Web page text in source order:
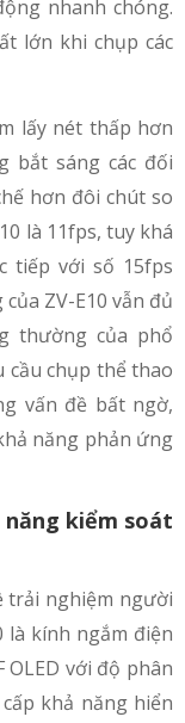
nhanh chóng.
lớn khi chụp các
lấy nét thấp hơn
bắt sáng các đối
hơn đôi chút so
là 11fps, tuy khá
tiếp với số 15fps
ZV-E10 vẫn đủ
thường của phổ
cầu chụp thể thao
vấn đề bất ngờ,
năng phản ứng
năng kiểm soát
trải nghiệm người
là kính ngắm điện
OLED với độ phân
khả năng hiển